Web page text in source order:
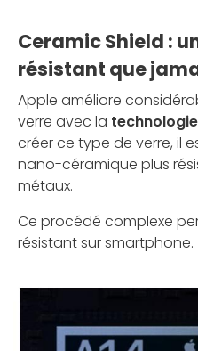
Ceramic Shield :
résistant que
Apple améliore
verre avec la
créer ce type de verre, il
nano-céramique plus
métaux.
Ce procédé complexe
résistant sur smartphone.